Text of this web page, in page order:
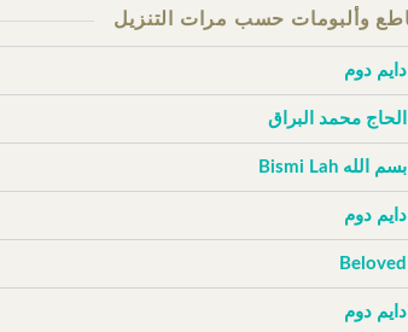
دايم دوم
الحاج محمد البراق
بسم الله Bismi Lah
دايم دوم
Beloved
دايم دوم